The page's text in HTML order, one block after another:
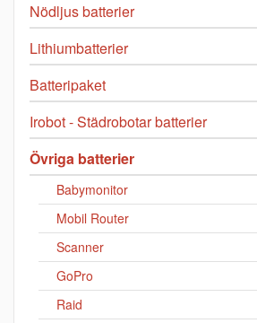
Nödljus batterier
Lithiumbatterier
Batteripaket
Irobot - Städrobotar batterier
Övriga batterier
Babymonitor
Mobil Router
Scanner
GoPro
Raid